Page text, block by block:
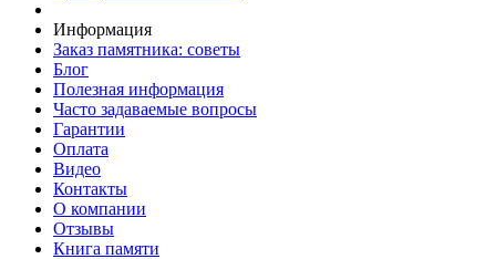
Информация
Заказ памятника: советы
Блог
Полезная информация
Часто задаваемые вопросы
Гарантии
Оплата
Видео
Контакты
О компании
Отзывы
Книга памяти